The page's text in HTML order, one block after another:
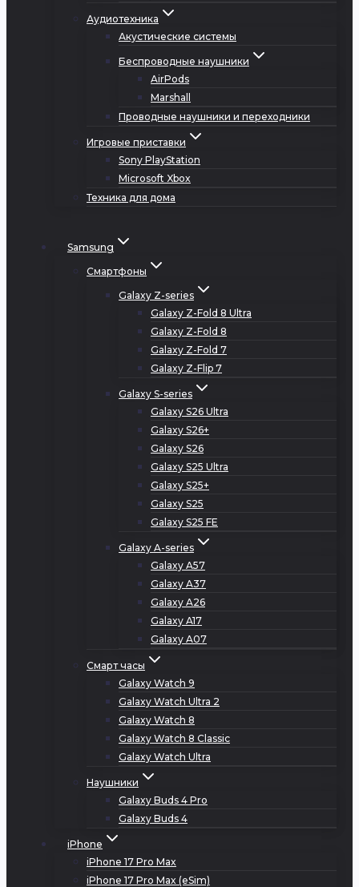
Аудиотехника
Акустические системы
Беспроводные наушники
AirPods
Marshall
Проводные наушники и переходники
Игровые приставки
Sony PlayStation
Microsoft Xbox
Техника для дома
Samsung
Смартфоны
Galaxy Z-series
Galaxy Z-Fold 8 Ultra
Galaxy Z-Fold 8
Galaxy Z-Fold 7
Galaxy Z-Flip 7
Galaxy S-series
Galaxy S26 Ultra
Galaxy S26+
Galaxy S26
Galaxy S25 Ultra
Galaxy S25+
Galaxy S25
Galaxy S25 FE
Galaxy A-series
Galaxy A57
Galaxy A37
Galaxy A26
Galaxy A17
Galaxy A07
Смарт часы
Galaxy Watch 9
Galaxy Watch Ultra 2
Galaxy Watch 8
Galaxy Watch 8 Classic
Galaxy Watch Ultra
Наушники
Galaxy Buds 4 Pro
Galaxy Buds 4
iPhone
iPhone 17 Pro Max
iPhone 17 Pro Max (eSim)